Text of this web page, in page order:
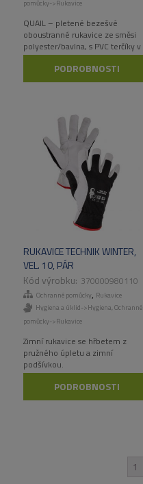
pomůcky->Rukavice
QUAIL – pletené bezešvé
oboustranné rukavice ze směsi
polyester/bavlna, s PVC terčíky v
dlani, na hřbetu a prstech a
pružným nápletem na zápěstí
PODROBNOSTI
RUKAVICE TECHNIK WINTER,
VEL. 10, PÁR
370000980110
Ochranné pomůcky, Rukavice
Hygiena a úklid->Hygiena Ochranné
pomůcky->Rukavice
Zimní rukavice se hřbetem z
pružného úpletu a zimní
podšívkou.
PODROBNOSTI
1